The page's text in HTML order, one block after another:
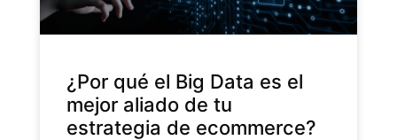
¿Por qué el Big Data es el
mejor aliado de tu
estrategia de ecommerce?